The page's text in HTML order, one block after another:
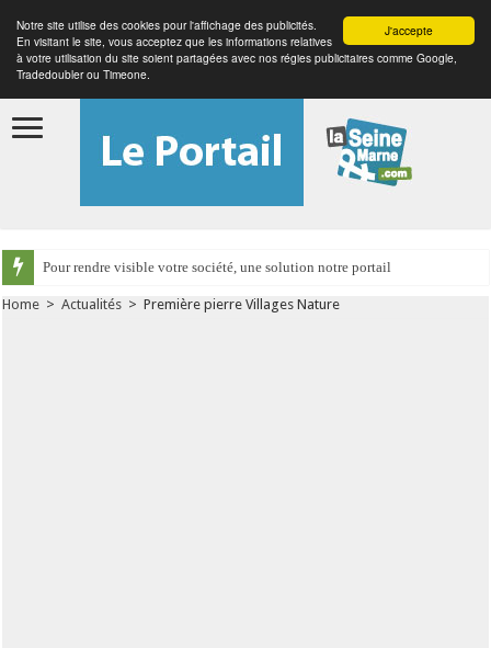
J'accepte
Notre site utilise des cookies pour l'affichage des publicités.
En visitant le site, vous acceptez que les informations relatives
à votre utilisation du site soient partagées avec nos régies publicitaires comme Google,
Tradedoubler ou Timeone.
Pour rendre visible votre société, une solution notre portail
Home > Actualités > Première pierre Villages Nature